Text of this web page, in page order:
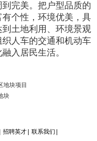
完美。把户型品质的
个性，环境优美，具
土地利用、环境景观
人车的交通和机动车
入居民生活。
地块项目
块
招聘英才 联系我们